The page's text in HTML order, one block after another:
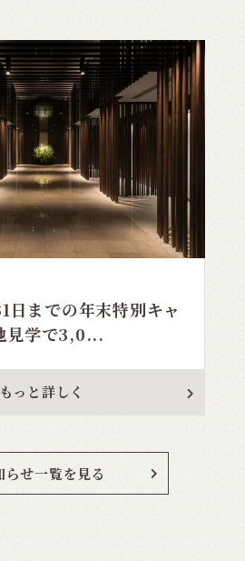
までの年末特別キャ
見学で3,0...
もっと詳しく
らせ一覧を見る